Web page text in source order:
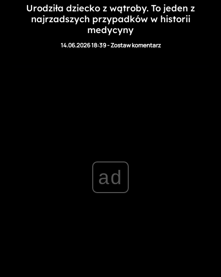
Urodziła dziecko z wątroby. To jeden z
najrzadszych przypadków w historii
medycyny
14.06.2026 18:39-Zostaw komentarz
ad